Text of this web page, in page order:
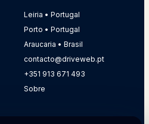
Leiria • Portugal
Porto • Portugal
Araucaria • Brasil
contacto@driveweb.pt
+351 913 671 493
Sobre